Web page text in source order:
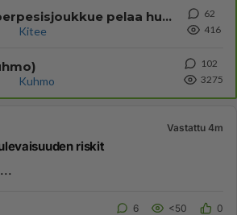
Kiteen Pallon superpesisjoukkue pelaa huumeiden vaikutuksen alaisena
Kitee
62
416
Kuhmo
102
3275
Vastattu 4m
riskit
6 <50 0